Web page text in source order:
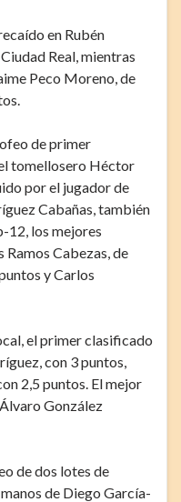
en Rubén
Real, mientras
Peco Moreno, de
de primer
tomellosero Héctor
por el jugador de
Cabañas, también
12, los mejores
Cabezas, de
y Carlos
el primer clasificado
con 3 puntos,
2,5 puntos. El mejor
González
de dos lotes de
de Diego García-